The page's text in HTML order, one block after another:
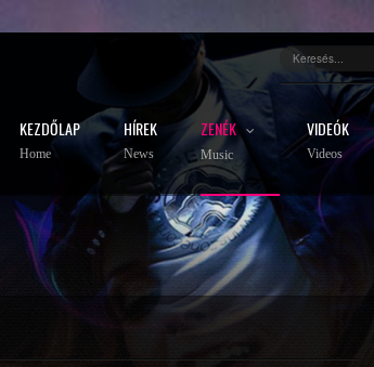
KEZDŐLAP
Home
HÍREK
News
ZENÉK
Music
VIDEÓK
Videos